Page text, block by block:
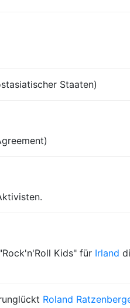
Staaten)
Kids" für Irland
Roland